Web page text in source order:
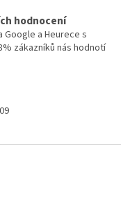
hodnocení
Google a Heurece s
zákazníků nás hodnotí